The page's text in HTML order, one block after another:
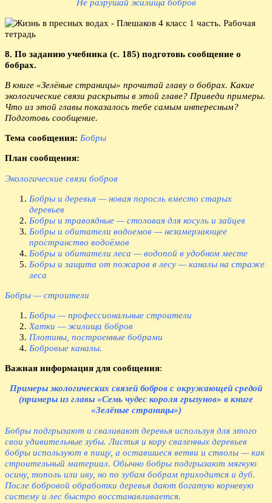
Не разрушай жилища бобров
8. По заданию учебника (с. 185) подготовь сообщение о
бобрах.
В книге «Зелёные страницы» прочитай главу о бобрах. Какие
экологические связи раскрыты в этой главе? Приведи примеры.
Что из этой главы показалось тебе самым интересным?
Подготовь сообщение.
Тема сообщения: Бобры
План сообщения:
Экологические связи бобров
Бобры и деревья — новая поросль вместо старых
деревьев
Бобры и травоядные — столовая для косуль и зайцев
Бобры и обитатели водоемов — незамерзающее
пространство водоёмов
Бобры и обитатели леса — водопой в удобном месте
Бобры и защита от пожаров в лесу — каналы на страже
леса
Бобры — строители
Бобры — профессиональные строители
Хатки — жилища бобров
Плотины, построенные бобрами
Бобровые каналы.
Важная информация для сообщения:
Примеры экологических связей бобров с окружающей средой
(примеры из главы «Семь чудес короля грызунов» в книге
«Зелёные страницы»)
Бобры подгрызают и сваливают деревья используя для этого
свои удивительные зубы. Листья и кору сваленных деревьев
бобры используют в пищу, а оставшиеся ветви и стволы — как
строительный материал. Обычно бобры подгрызают мягкую
осину, тополь или иву, но по зубам бобрам приходится и дуб.
После бобровой обработки деревья дают богатую корневую
систему и лес быстро восстанавливается.